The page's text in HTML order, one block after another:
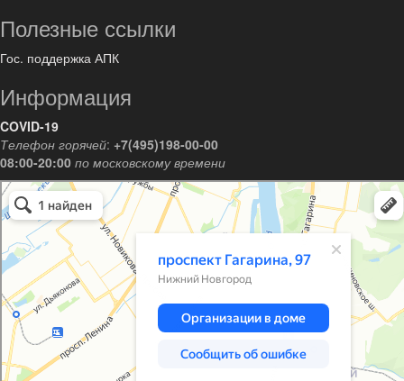
Полезные ссылки
Гос. поддержка АПК
Информация
COVID-19
Телефон горячей: +7(495)198-00-00
08:00-20:00 по московскому времени